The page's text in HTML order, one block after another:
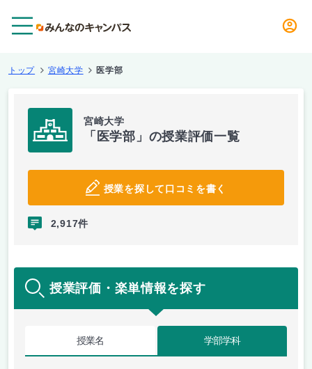
トップ 宮崎大学 医学部
宮崎大学
「医学部」の授業評価一覧
授業を探して口コミを書く
2,917件
授業評価・楽単情報を探す
授業名 学部学科